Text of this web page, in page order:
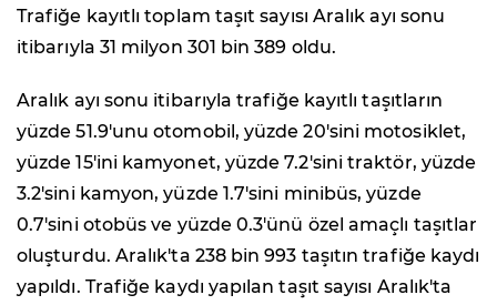
Trafiğe kayıtlı toplam taşıt sayısı Aralık ayı sonu
itibarıyla 31 milyon 301 bin 389 oldu.
Aralık ayı sonu itibarıyla trafiğe kayıtlı taşıtların
yüzde 51.9'unu otomobil, yüzde 20'sini motosiklet,
yüzde 15'ini kamyonet, yüzde 7.2'sini traktör, yüzde
3.2'sini kamyon, yüzde 1.7'sini minibüs, yüzde
0.7'sini otobüs ve yüzde 0.3'ünü özel amaçlı taşıtlar
oluşturdu. Aralık'ta 238 bin 993 taşıtın trafiğe kaydı
yapıldı. Trafiğe kaydı yapılan taşıt sayısı Aralık'ta